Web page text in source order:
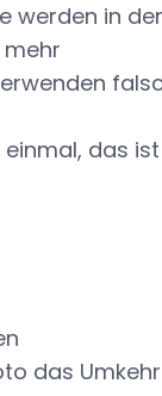
werden in
mehr
das
das